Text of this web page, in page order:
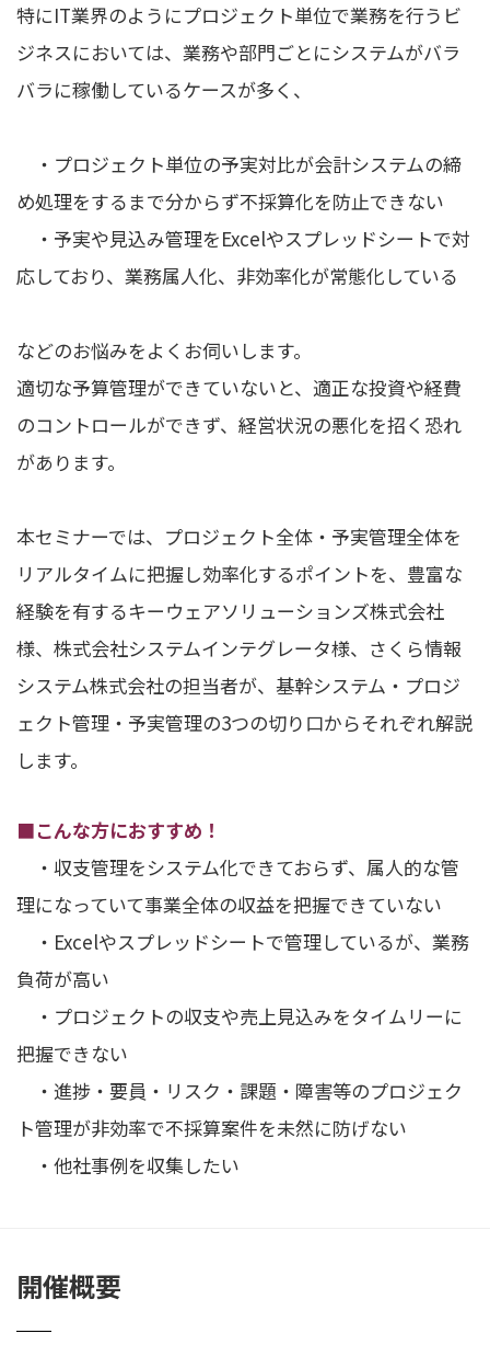
特にIT業界のようにプロジェクト単位で業務を行うビ
ジネスにおいては、業務や部門ごとにシステムがバラ
バラに稼働しているケースが多く、
・プロジェクト単位の予実対比が会計システムの締
め処理をするまで分からず不採算化を防止できない
・予実や見込み管理をExcelやスプレッドシートで対
応しており、業務属人化、非効率化が常態化している
などのお悩みをよくお伺いします。
適切な予算管理ができていないと、適正な投資や経費
のコントロールができず、経営状況の悪化を招く恐れ
があります。
本セミナーでは、プロジェクト全体・予実管理全体を
リアルタイムに把握し効率化するポイントを、豊富な
経験を有するキーウェアソリューションズ株式会社
様、株式会社システムインテグレータ様、さくら情報
システム株式会社の担当者が、基幹システム・プロジ
ェクト管理・予実管理の3つの切り口からそれぞれ解説
します。
■こんな方におすすめ！
・収支管理をシステム化できておらず、属人的な管
理になっていて事業全体の収益を把握できていない
・Excelやスプレッドシートで管理しているが、業務
負荷が高い
・プロジェクトの収支や売上見込みをタイムリーに
把握できない
・進捗・要員・リスク・課題・障害等のプロジェク
ト管理が非効率で不採算案件を未然に防げない
・他社事例を収集したい
開催概要